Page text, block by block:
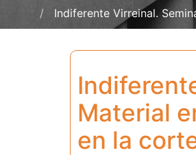
Indiferente Virreinal.
Material
en la